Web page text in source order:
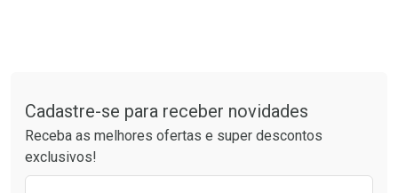
Cadastre-se para receber novidades
Receba as melhores ofertas e super descontos
exclusivos!